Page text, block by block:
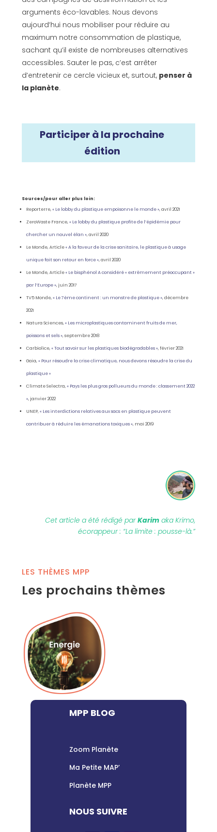
arguments éco-lavables. Nous devons
aujourd’hui nous mobiliser pour réduire au
maximum notre consommation de plastique,
sachant qu’il existe de nombreuses alternatives
accessibles. Sauter le pas, c’est arrêter
d’entretenir ce cercle vicieux et, surtout, penser à
la planète.
Participer à la prochaine
édition
Sources/pour aller plus loin:
Reporterre, « Le lobby du plastique empoisonne le monde », avril 2021
ZeroWaste France, « Le lobby du plastique profite de l’épidémie pour
chercher un nouvel élan », avril 2020
Le Monde, Article« A la faveur de la crise sanitaire, le plastique à usage
unique fait son retour en force », avril 2020
Le Monde, Article« Le bisphénol A considéré « extrêmement préoccupant »
par l’Europe », juin 2017
TV5 Monde, « Le 7ème continent : un monstre de plastique », décembre
2021
Natura Sciences, « Les microplastiques contaminent fruits de mer,
poissons et sels », septembre 2018
Carbiolice, « Tout savoir sur les plastiques biodégradables », février 2021
Gaia, « Pour résoudre la crise climatique, nous devons résoudre la crise du
plastique »
Climate Selectra, « Pays les plus gros pollueurs du monde : classement 2022
», janvier 2022
UNEP, « Les interdictions relatives aux sacs en plastique peuvent
contribuer à réduire les émanations toxiques », mai 2019
Cet article a été rédigé parKarim aka Krimo,
écorappeur : “La limite : pousse-là.”
LES THÈMES MPP
Les prochains thèmes
MPP BLOG
Zoom Planète
Ma Petite MAP’
Planète MPP
NOUS SUIVRE